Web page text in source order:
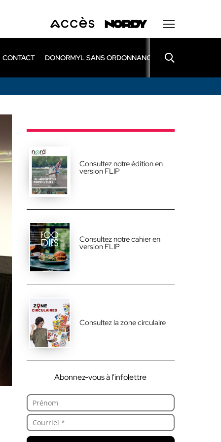
CONTACT DONORMYL SANS ORDONNANCE LEXOMIL SANS
Consultez notre édition en
version FLIP
Consultez notre cahier en
version FLIP
Consultez la zone circulaire
Abonnez-vous à l'infolettre